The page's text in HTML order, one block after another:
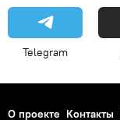
Telegram
О проекте Контакты